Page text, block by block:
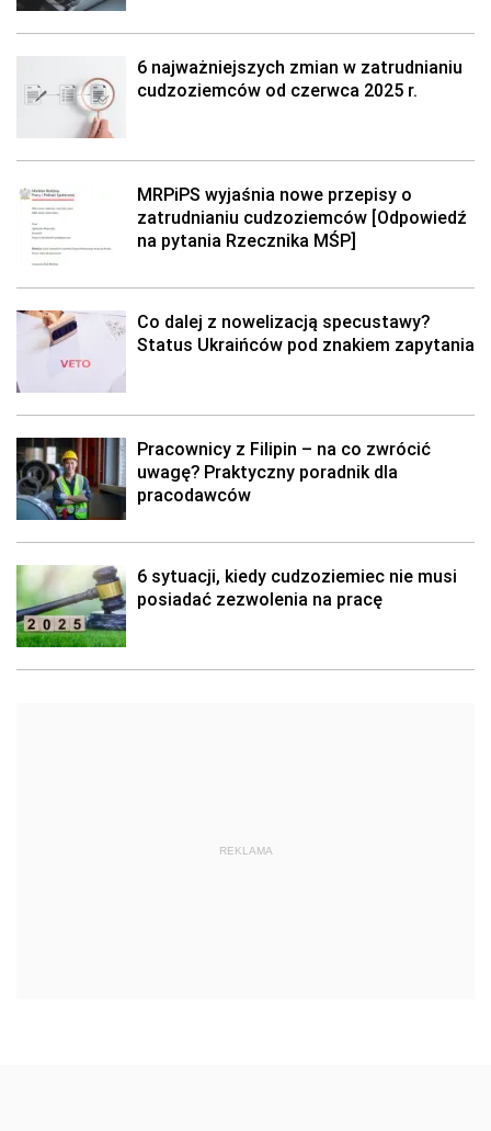
6 najważniejszych zmian w zatrudnianiu
cudzoziemców od czerwca 2025 r.
MRPiPS wyjaśnia nowe przepisy o
zatrudnianiu cudzoziemców [Odpowiedź
na pytania Rzecznika MŚP]
Co dalej z nowelizacją specustawy?
Status Ukraińców pod znakiem zapytania
Pracownicy z Filipin – na co zwrócić
uwagę? Praktyczny poradnik dla
pracodawców
6 sytuacji, kiedy cudzoziemiec nie musi
posiadać zezwolenia na pracę
REKLAMA